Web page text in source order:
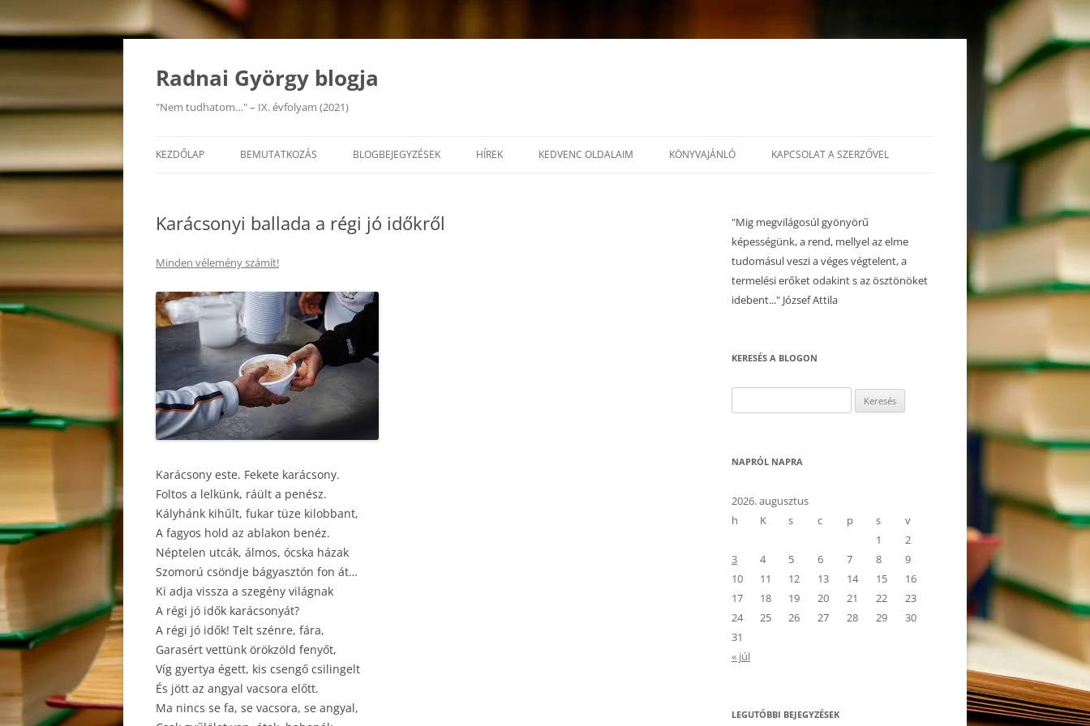
Kilépés
tartalomba
Radnai György blogja
"Nem tudhatom…" – IX. évfolyam (2021)
KEZDŐLAP BEMUTATKOZÁS BLOGBEJEGYZÉSEK HÍREK KEDVENC OLDALAIM KÖNYVAJÁNLÓ KAPCSOLAT A SZERZŐVEL
Karácsonyi ballada a régi jó időkről
Minden vélemény számít!
Karácsony este. Fekete karácsony.
Foltos a lelkünk, ráült a penész.
Kályhánk kihűlt, fukar tüze kilobbant,
A fagyos hold az ablakon benéz.
Néptelen utcák, álmos, ócska házak
Szomorú csöndje bágyasztón fon át…
Ki adja vissza a szegény világnak
A régi jó idők karácsonyát?
A régi jó idők! Telt szénre, fára,
Garasért vettünk örökzöld fenyőt,
Víg gyertya égett, kis csengő csilingelt
És jött az angyal vacsora előtt.
Ma nincs se fa, se vacsora, se angyal,
"Mig megvilágosúl gyönyörű
képességünk, a rend, mellyel az elme
tudomásul veszi a véges végtelent, a
termelési erőket odakint s az ösztönöket
idebent..." József Attila
KERESÉS A BLOGON
NAPRÓL NAPRA
2026. augusztus
h
K s c p s
v
1
2
3
4 5 6 7 8
9
10
11 12 13 14 15
16
17
18 19 20 21 22
23
24
25 26 27 28 29
30
31
« júl
LEGUTÓBBI BEJEGYZÉSEK